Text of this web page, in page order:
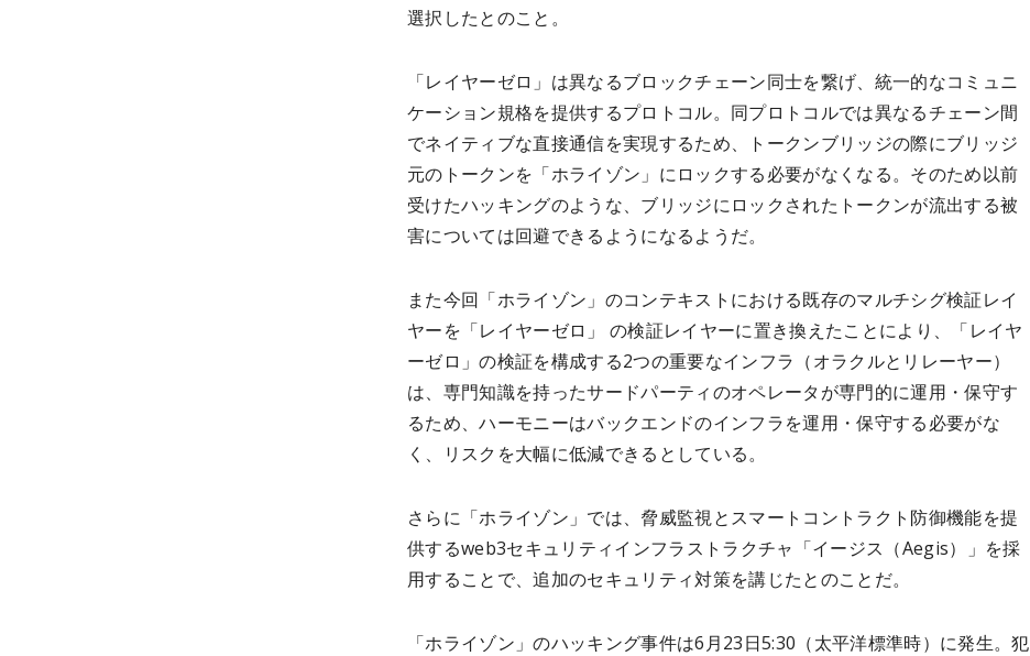
選択したとのこと。
「レイヤーゼロ」は異なるブロックチェーン同士を繋げ、統一的なコミュニ
ケーション規格を提供するプロトコル。同プロトコルでは異なるチェーン間
でネイティブな直接通信を実現するため、トークンブリッジの際にブリッジ
元のトークンを「ホライゾン」にロックする必要がなくなる。そのため以前
受けたハッキングのような、ブリッジにロックされたトークンが流出する被
害については回避できるようになるようだ。
また今回「ホライゾン」のコンテキストにおける既存のマルチシグ検証レイ
ヤーを「レイヤーゼロ」 の検証レイヤーに置き換えたことにより、「レイヤ
ーゼロ」の検証を構成する2つの重要なインフラ（オラクルとリレーヤー）
は、専門知識を持ったサードパーティのオペレータが専門的に運用・保守す
るため、ハーモニーはバックエンドのインフラを運用・保守する必要がな
く、リスクを大幅に低減できるとしている。
さらに「ホライゾン」では、脅威監視とスマートコントラクト防御機能を提
供するweb3セキュリティインフラストラクチャ「イージス（Aegis）」を採
用することで、追加のセキュリティ対策を講じたとのことだ。
「ホライゾン」のハッキング事件は6月23日5:30（太平洋標準時）に発生。犯